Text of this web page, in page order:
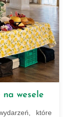
wesele
które